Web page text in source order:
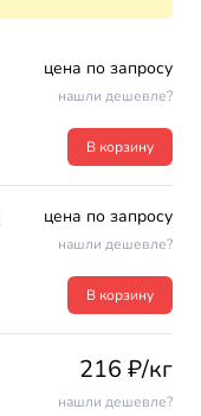
цена по запросу
нашли дешевле?
В корзину
цена по запросу
нашли дешевле?
В корзину
216 ₽/кг
нашли дешевле?